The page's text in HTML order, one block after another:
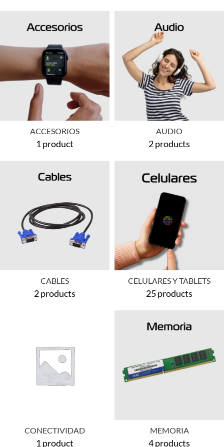
ACCESORIOS
1 product
AUDIO
2 products
CABLES
2 products
CELULARES Y TABLETS
25 products
CONECTIVIDAD
1 product
MEMORIA
4 products